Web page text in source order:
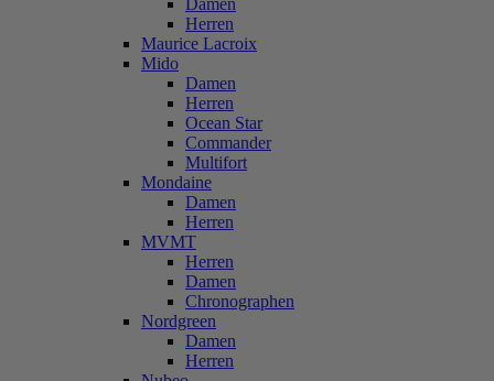
Damen
Herren
Maurice Lacroix
Mido
Damen
Herren
Ocean Star
Commander
Multifort
Mondaine
Damen
Herren
MVMT
Herren
Damen
Chronographen
Nordgreen
Damen
Herren